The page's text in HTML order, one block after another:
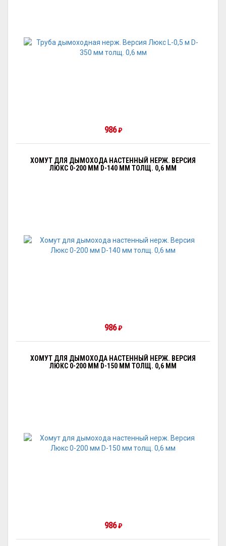
986₽
ХОМУТ ДЛЯ ДЫМОХОДА НАСТЕННЫЙ НЕРЖ. ВЕРСИЯ
ЛЮКС 0-200 ММ D-140 ММ ТОЛЩ. 0,6 ММ
986₽
ХОМУТ ДЛЯ ДЫМОХОДА НАСТЕННЫЙ НЕРЖ. ВЕРСИЯ
ЛЮКС 0-200 ММ D-150 ММ ТОЛЩ. 0,6 ММ
986₽